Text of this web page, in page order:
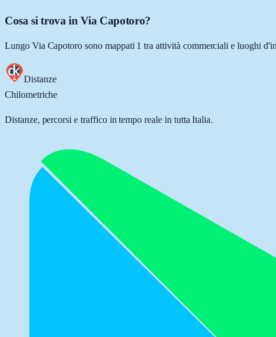
Cosa si trova in Via Capotoro?
Lungo Via Capotoro sono mappati 1 tra attività commerciali e luoghi
Distanze
Chilometriche
Distanze, percorsi e traffico in tempo reale in tutta Italia.